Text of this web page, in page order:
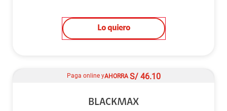
Lo quiero
Paga online yAHORRA S/ 46.10
BLACKMAX